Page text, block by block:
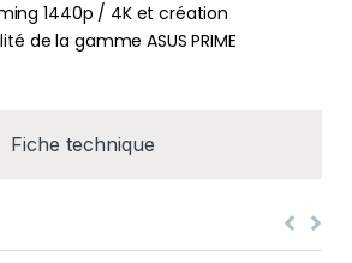
Fiche technique
1440p / 4K et création
de la gamme ASUS PRIME